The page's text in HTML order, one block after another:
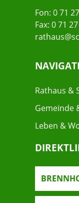
Fon: 0 71
Fax: 0 71
Rathaus &
Gemeinde
Leben &